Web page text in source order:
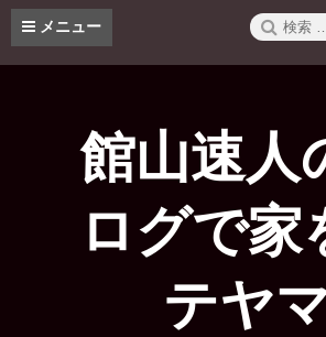
コ
メニュー
検
索:
館山速人
ログで家
テヤ